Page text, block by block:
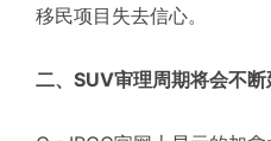
移民项目失去信心。
二、SUV审理周期将会不断